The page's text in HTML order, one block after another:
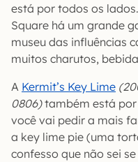
está por todos os
Square há um grande
museu das influências
muitos charutos,
A Kermit’s Key Lime
0806)também está por
você vai pedir a mais
a key lime pie (uma
confesso que não sei